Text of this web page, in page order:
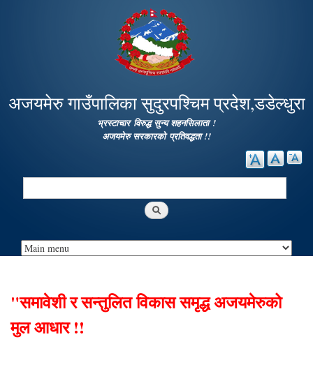
main
content
अजयमेरु गाउँपालिका सुदुरपश्चिम प्रदेश,डडेल्धुरा
भ्रस्टाचार विरुद्ध सुन्य शहनसिलाता !
अजयमेरु सरकारको प्रतिवद्धता !!
Search
"समावेशी र सन्तुलित विकास समृद्ध अजयमेरुको
मुल आधार !!